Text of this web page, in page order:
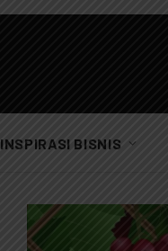
INSPIRASI BISNIS